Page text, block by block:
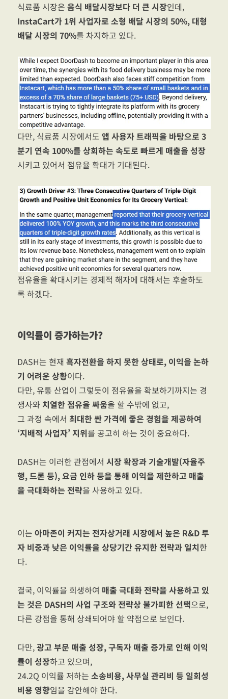
식료품 시장은음식 배달시장보다 더 큰 시장인데,
InstaCart가 1위 사업자로 소형 배달 시장의 50%, 대형
배달 시장의 70%를 차지하고 있다.
다만, 식료품 시장에서도앱 사용자 트래픽을 바탕으로 3
분기 연속 100%를 상회하는 속도로 빠르게 매출을 성장
시키고 있어서 점유율 확대가 기대된다.
점유율을 확대시키는 경제적 해자에 대해서는 후술하도
록 하겠다.
이익률이 증가하는가?
DASH는 현재흑자전환을 하지 못한 상태로, 이익을 논하
기 어려운 상황이다.
다만, 유통 산업이 그렇듯이 점유율을 확보하기까지는 경
쟁사와 치열한 점유율 싸움을 할 수밖에 없고,
그 과정 속에서최대한 싼 가격에 좋은 경험을 제공하여
‘지배적 사업자’ 지위를 공고히 하는 것이 중요하다.
DASH는 이러한 관점에서시장 확장과 기술개발(자율주
행, 드론 등), 요금 인하 등을 통해 이익을 제한하고 매출
을 극대화하는 전략을 사용하고 있다.
이는 아마존이 커지는 전자상거래 시장에서 높은 R&D 투
자 비중과 낮은 이익률을 상당기간 유지한 전략과 일치한
다.
결국, 이익률을 희생하여 매출 극대화 전략을 사용하고 있
는 것은 DASH의 사업 구조와 전략상 불가피한 선택으로,
다른 강점을 통해 상쇄되어야 할 약점으로 보인다.
다만,광고 부문 매출 성장, 구독자 매출 증가로 인해 이익
률이 성장하고 있으며,
24.2Q 이익률 저하는소송비용, 사무실 관리비 등 일회성
비용 영향임을 감안해야 한다.